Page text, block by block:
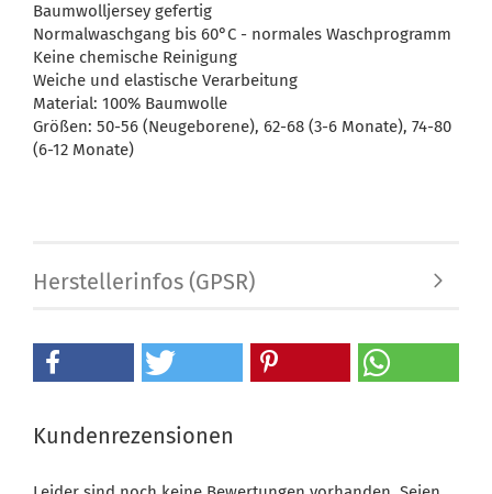
Baumwolljersey gefertig
Normalwaschgang bis 60°C - normales Waschprogramm
Keine chemische Reinigung
Weiche und elastische Verarbeitung
Material: 100% Baumwolle
Größen: 50-56 (Neugeborene), 62-68 (3-6 Monate), 74-80
(6-12 Monate)
Herstellerinfos (GPSR)
Kundenrezensionen